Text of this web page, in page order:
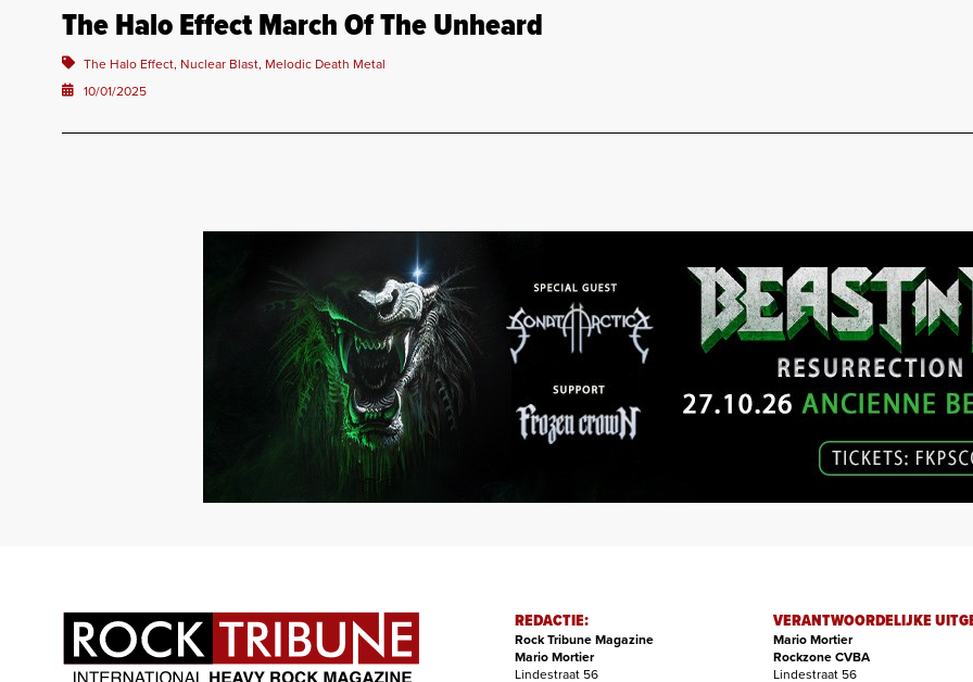
The Halo Effect March Of The Unheard
The Halo Effect, Nuclear Blast, Melodic Death Metal
10/01/2025
REDACTIE:
Rock Tribune Magazine
Mario Mortier
Lindestraat 56
VERANTWOORDELIJKE
Mario Mortier
Rockzone CVBA
Lindestraat 56